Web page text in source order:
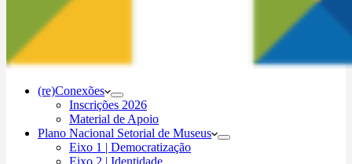
(re)Conexões
Inscrições 2026
Material de Apoio
Plano Nacional Setorial de Museus
Eixo 1 | Democratização
Eixo 2 | Identidade